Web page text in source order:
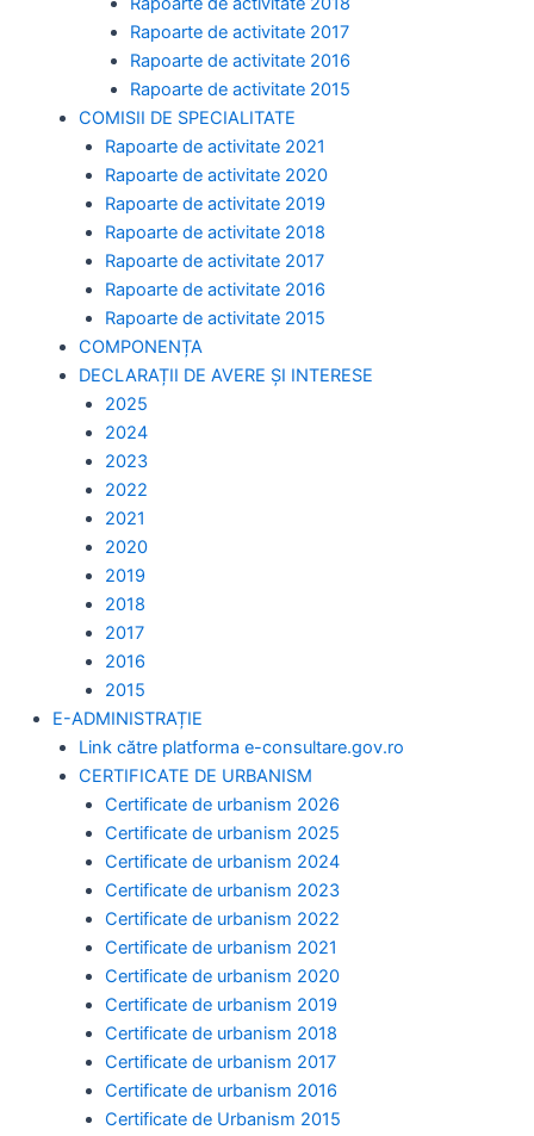
Rapoarte de activitate 2017
Rapoarte de activitate 2016
Rapoarte de activitate 2015
COMISII DE SPECIALITATE
Rapoarte de activitate 2021
Rapoarte de activitate 2020
Rapoarte de activitate 2019
Rapoarte de activitate 2018
Rapoarte de activitate 2017
Rapoarte de activitate 2016
Rapoarte de activitate 2015
COMPONENȚA
DECLARAȚII DE AVERE ȘI INTERESE
2025
2024
2023
2022
2021
2020
2019
2018
2017
2016
2015
E-ADMINISTRAȚIE
Link către platforma e-consultare.gov.ro
CERTIFICATE DE URBANISM
Certificate de urbanism 2026
Certificate de urbanism 2025
Certificate de urbanism 2024
Certificate de urbanism 2023
Certificate de urbanism 2022
Certificate de urbanism 2021
Certificate de urbanism 2020
Certificate de urbanism 2019
Certificate de urbanism 2018
Certificate de urbanism 2017
Certificate de urbanism 2016
Certificate de Urbanism 2015